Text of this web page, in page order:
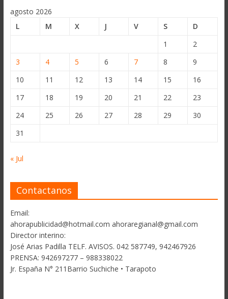
agosto 2026
L
M X J V S
D
1
2
3
4 5 6 7 8
9
10
11 12 13 14 15
16
17
18 19 20 21 22
23
24
25 26 27 28 29
30
31
« Jul
Contactanos
Email:
ahorapublicidad@hotmail.com ahoraregianal@gmail.com
Director interino:
José Arias Padilla TELF. AVISOS. 042 587749, 942467926
PRENSA: 942697277 – 988338022
Jr. España N° 211Barrio Suchiche • Tarapoto